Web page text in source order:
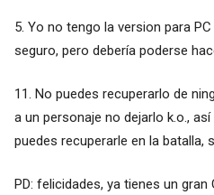
5. Yo no tengo la version para
seguro, pero debería poderse
11. No puedes recuperarlo de
a un personaje no dejarlo k.o.,
puedes recuperarle en la batalla,
PD: felicidades, ya tienes un gran